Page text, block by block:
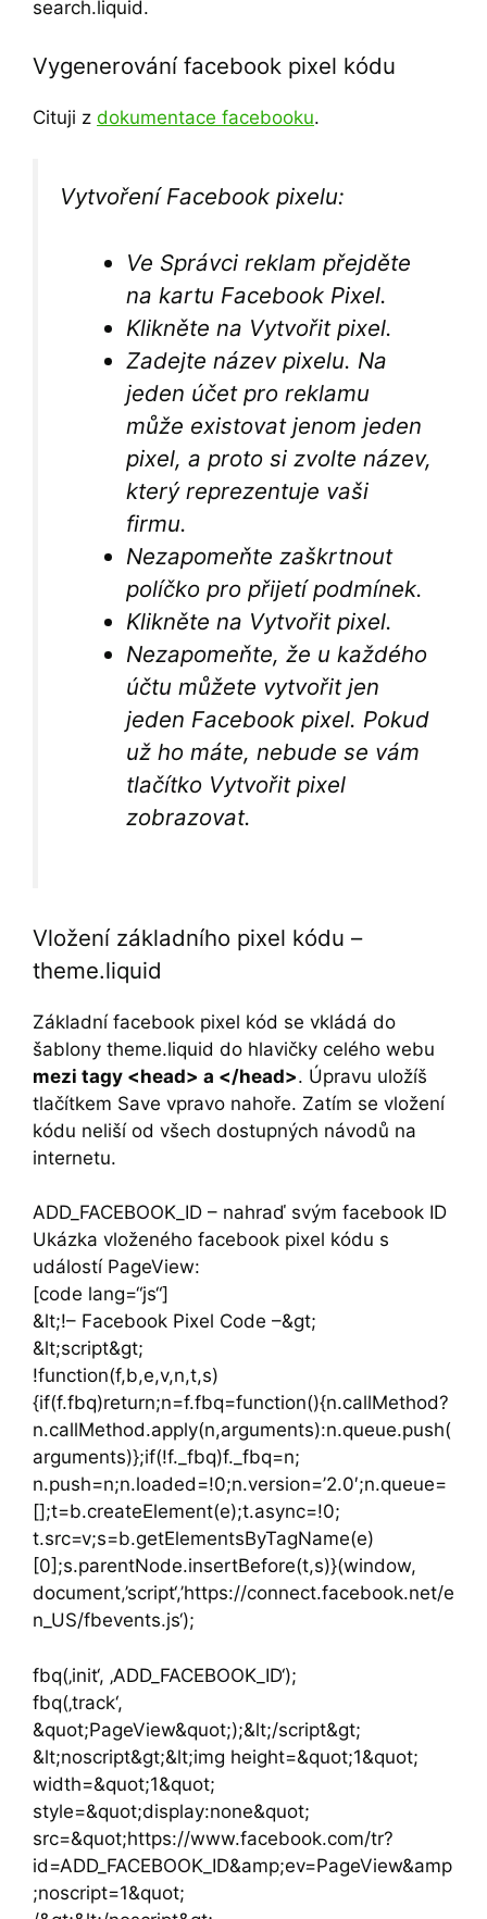
search.liquid.
Vygenerování facebook pixel kódu
Cituji z dokumentace facebooku.
Vytvoření Facebook pixelu:
Ve Správci reklam přejděte
na kartu Facebook Pixel.
Klikněte na Vytvořit pixel.
Zadejte název pixelu. Na
jeden účet pro reklamu
může existovat jenom jeden
pixel, a proto si zvolte název,
který reprezentuje vaši
firmu.
Nezapomeňte zaškrtnout
políčko pro přijetí podmínek.
Klikněte na Vytvořit pixel.
Nezapomeňte, že u každého
účtu můžete vytvořit jen
jeden Facebook pixel. Pokud
už ho máte, nebude se vám
tlačítko Vytvořit pixel
zobrazovat.
Vložení základního pixel kódu –
theme.liquid
Základní facebook pixel kód se vkládá do
šablony theme.liquid do hlavičky celého webu
mezi tagy <head> a </head>. Úpravu uložíš
tlačítkem Save vpravo nahoře. Zatím se vložení
kódu neliší od všech dostupných návodů na
internetu.
ADD_FACEBOOK_ID – nahraď svým facebook ID
Ukázka vloženého facebook pixel kódu s
událostí PageView:
[code lang=“js“]
&lt;!– Facebook Pixel Code –&gt;
&lt;script&gt;
!function(f,b,e,v,n,t,s)
{if(f.fbq)return;n=f.fbq=function(){n.callMethod?
n.callMethod.apply(n,arguments):n.queue.push(
arguments)};if(!f._fbq)f._fbq=n;
n.push=n;n.loaded=!0;n.version=’2.0′;n.queue=
[];t=b.createElement(e);t.async=!0;
t.src=v;s=b.getElementsByTagName(e)
[0];s.parentNode.insertBefore(t,s)}(window,
document,’script‘,’https://connect.facebook.net/e
n_US/fbevents.js‘);
fbq(‚init‘, ‚ADD_FACEBOOK_ID‘);
fbq(‚track‘,
&quot;PageView&quot;);&lt;/script&gt;
&lt;noscript&gt;&lt;img height=&quot;1&quot;
width=&quot;1&quot;
style=&quot;display:none&quot;
src=&quot;https://www.facebook.com/tr?
id=ADD_FACEBOOK_ID&amp;ev=PageView&amp
;noscript=1&quot;